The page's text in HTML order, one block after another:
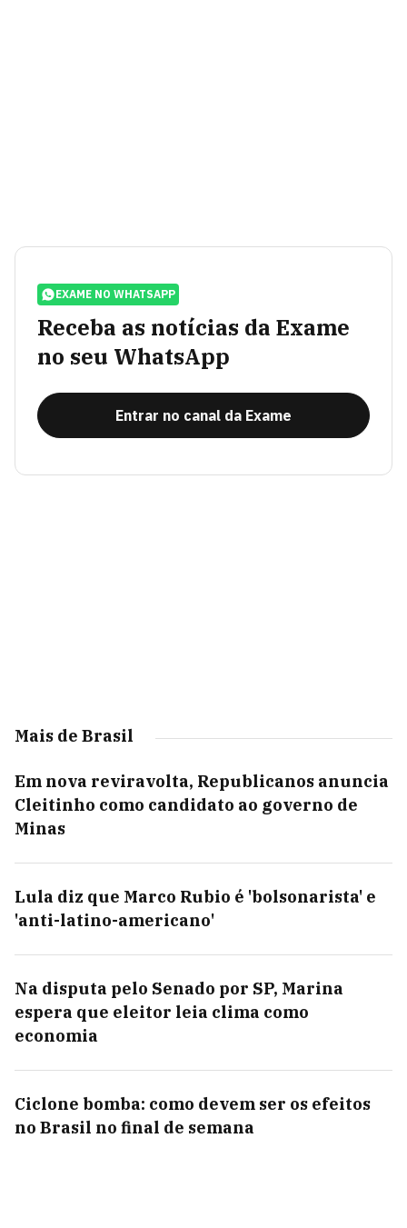
EXAME NO WHATSAPP
Receba as notícias da Exame
no seu WhatsApp
Entrar no canal da Exame
Mais de Brasil
Em nova reviravolta, Republicanos anuncia
Cleitinho como candidato ao governo de
Minas
Lula diz que Marco Rubio é 'bolsonarista' e
'anti-latino-americano'
Na disputa pelo Senado por SP, Marina
espera que eleitor leia clima como
economia
Ciclone bomba: como devem ser os efeitos
no Brasil no final de semana